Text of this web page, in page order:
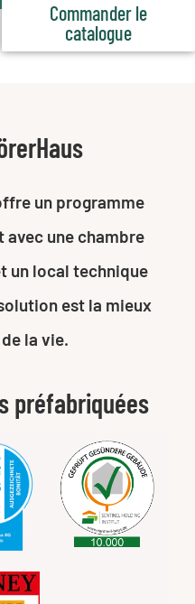
Commander le
catalogue
un programme
avec une chambre
un local technique
est la mieux
la vie.
préfabriquées